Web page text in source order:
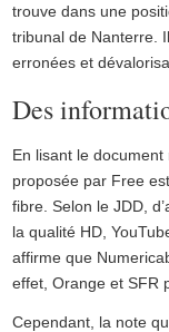
trouve dans une
tribunal de Nanterre.
erronées et
Des
En lisant le
proposée par Free
fibre. Selon le JDD,
la qualité HD,
affirme que
effet, Orange et SFR
Cependant, la note